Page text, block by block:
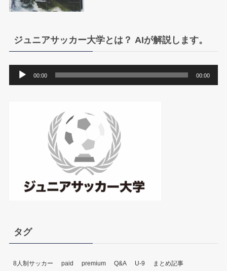
ジュニアサッカー大学とは？ AIが解説します。
声
00:00 00:00
タグ
8人制サッカー paid premium Q&A U-9
まとめ記事